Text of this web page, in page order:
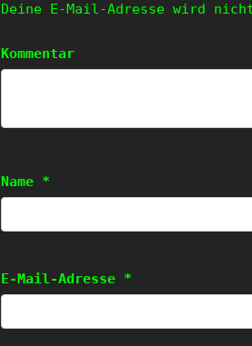
Deine E-Mail-Adresse wird
Kommentar
Name *
E-Mail-Adresse *